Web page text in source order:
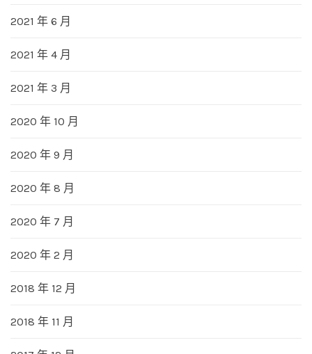
2021 年 6 月
2021 年 4 月
2021 年 3 月
2020 年 10 月
2020 年 9 月
2020 年 8 月
2020 年 7 月
2020 年 2 月
2018 年 12 月
2018 年 11 月